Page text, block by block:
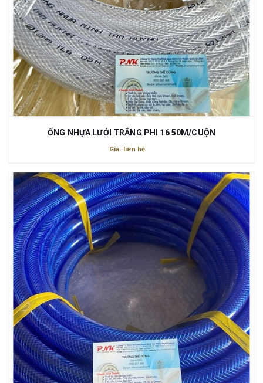
ỐNG NHỰA LƯỚI TRẮNG PHI 16 50M/CUỘN
Giá: liên hệ